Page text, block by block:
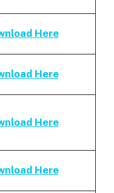
Here
Here
Here
Here